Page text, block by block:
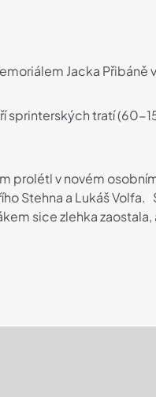
Jacka Přibáně
sprinterských tratí
v novém
Stehna a Lukáš
sice zlehka